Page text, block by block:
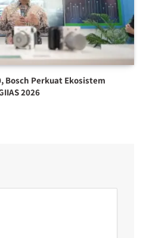
Bosch Perkuat Ekosistem
2026